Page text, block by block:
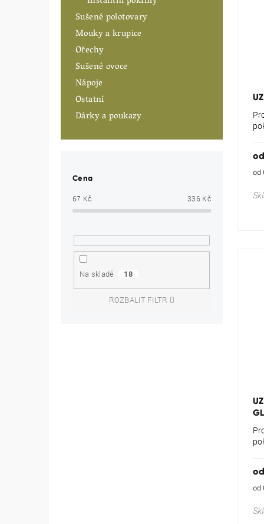
Sušené polotovary
Mouky a krupice
Ořechy
Sušené ovoce
Nápoje
Ostatní
Dárky a poukazy
Cena
67 Kč 336 Kč
Na skladě 18
ROZBALIT FILTR
od
od
je
5,0
z
5
od
od